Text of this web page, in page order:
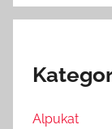
Alpukat